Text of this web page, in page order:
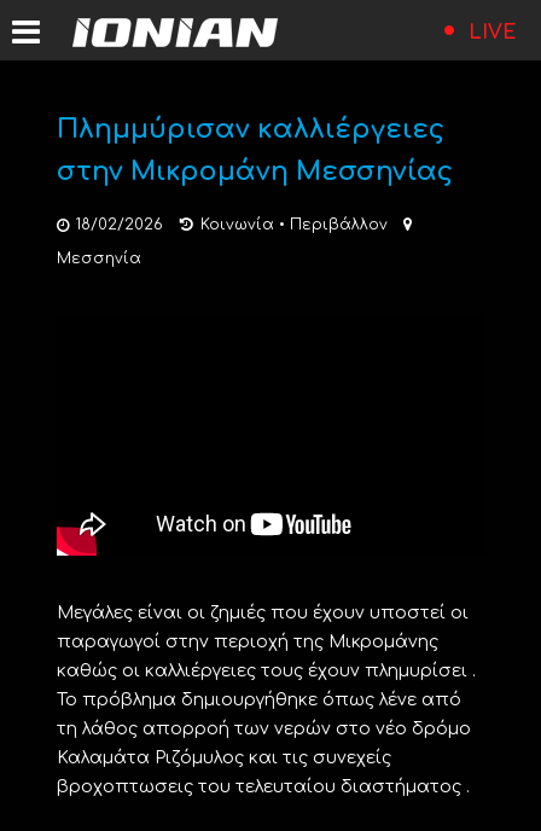
LIVE
Πλημμύρισαν καλλιέργειες
στην Μικρομάνη Μεσσηνίας
18/02/2026 Κοινωνία • Περιβάλλον
Μεσσηνία
Μεγάλες είναι οι ζημιές που έχουν υποστεί οι
παραγωγοί στην περιοχή της Μικρομάνης
καθώς οι καλλιέργειες τους έχουν πλημυρίσει .
Το πρόβλημα δημιουργήθηκε όπως λένε από
τη λάθος απορροή των νερών στο νέο δρόμο
Καλαμάτα Ριζόμυλος και τις συνεχείς
βροχοπτωσεις του τελευταίου διαστήματος .